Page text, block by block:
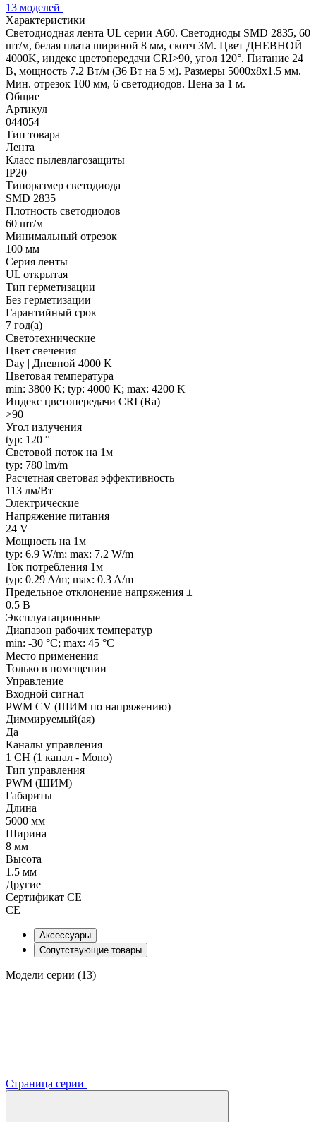
13 моделей
Характеристики
Светодиодная лента UL серии A60. Светодиоды SMD 2835, 60
шт/м, белая плата шириной 8 мм, скотч 3M. Цвет ДНЕВНОЙ
4000K, индекс цветопередачи CRI>90, угол 120°. Питание 24
В, мощность 7.2 Вт/м (36 Вт на 5 м). Размеры 5000x8x1.5 мм.
Мин. отрезок 100 мм, 6 светодиодов. Цена за 1 м.
Общие
Артикул
044054
Тип товара
Лента
Класс пылевлагозащиты
IP20
Типоразмер светодиода
SMD 2835
Плотность светодиодов
60 шт/м
Минимальный отрезок
100 мм
Серия ленты
UL открытая
Тип герметизации
Без герметизации
Гарантийный срок
7 год(а)
Светотехнические
Цвет свечения
Day | Дневной 4000 K
Цветовая температура
min: 3800 K; typ: 4000 K; max: 4200 K
Индекс цветопередачи CRI (Ra)
>90
Угол излучения
typ: 120 °
Световой поток на 1м
typ: 780 lm/m
Расчетная световая эффективность
113 лм/Вт
Электрические
Напряжение питания
24 V
Мощность на 1м
typ: 6.9 W/m; max: 7.2 W/m
Ток потребления 1м
typ: 0.29 A/m; max: 0.3 A/m
Предельное отклонение напряжения ±
0.5 В
Эксплуатационные
Диапазон рабочих температур
min: -30 °C; max: 45 °C
Место применения
Только в помещении
Управление
Входной сигнал
PWM СV (ШИМ по напряжению)
Диммируемый(ая)
Да
Каналы управления
1 CH (1 канал - Mono)
Тип управления
PWM (ШИМ)
Габариты
Длина
5000 мм
Ширина
8 мм
Высота
1.5 мм
Другие
Сертификат CE
CE
Аксессуары
Сопутствующие товары
Модели серии (13)
Страница серии